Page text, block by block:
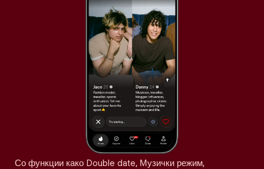
Со функции како Double date, Музички режим,